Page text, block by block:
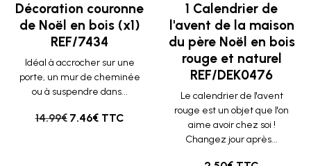
Décoration couronne
de Noël en bois (x1)
REF/7434
Idéal à accrocher sur une
porte, un mur de cheminée
ou à suspendre dans...
14.99€ 7.46€ TTC
1 Calendrier de
l'avent de la maison
du père Noël en bois
rouge et naturel
REF/DEK0476
Le calendrier de l'avent
rouge est un objet que l'on
aime avoir chez soi !
Changez jour après...